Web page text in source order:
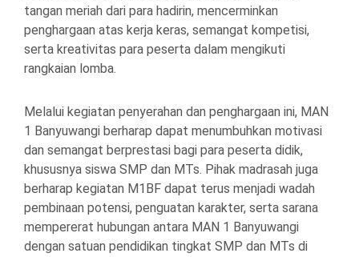
tangan meriah dari para hadirin, mencerminkan
penghargaan atas kerja keras, semangat kompetisi,
serta kreativitas para peserta dalam mengikuti
rangkaian lomba.
Melalui kegiatan penyerahan dan penghargaan ini, MAN
1 Banyuwangi berharap dapat menumbuhkan motivasi
dan semangat berprestasi bagi para peserta didik,
khususnya siswa SMP dan MTs. Pihak madrasah juga
berharap kegiatan M1BF dapat terus menjadi wadah
pembinaan potensi, penguatan karakter, serta sarana
mempererat hubungan antara MAN 1 Banyuwangi
dengan satuan pendidikan tingkat SMP dan MTs di